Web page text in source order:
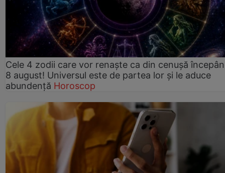
Cele 4 zodii care vor renaște ca din cenușă
8 august! Universul este de partea lor și le aduce
abundență Horoscop